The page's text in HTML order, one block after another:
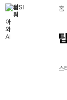
홈
스